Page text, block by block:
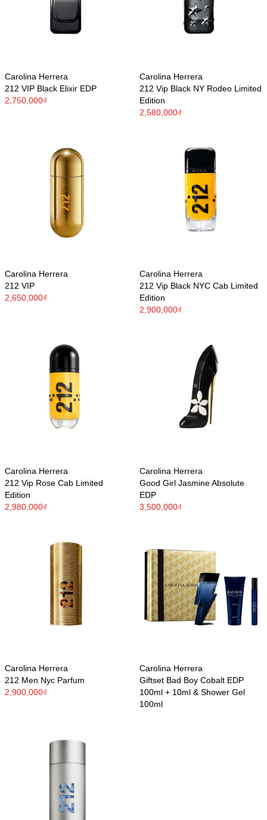
Carolina Herrera
212 VIP Black Elixir EDP
2,750,000₫
Carolina Herrera
212 Vip Black NY Rodeo Limited
Edition
2,580,000₫
Carolina Herrera
212 VIP
2,650,000₫
Carolina Herrera
212 Vip Black NYC Cab Limited
Edition
2,900,000₫
Carolina Herrera
212 Vip Rose Cab Limited
Edition
2,980,000₫
Carolina Herrera
Good Girl Jasmine Absolute
EDP
3,500,000₫
Carolina Herrera
212 Men Nyc Parfum
2,900,000₫
Carolina Herrera
Giftset Bad Boy Cobalt EDP
100ml + 10ml & Shower Gel
100ml